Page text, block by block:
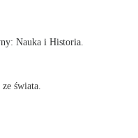
Nauka i Historia.
świata.